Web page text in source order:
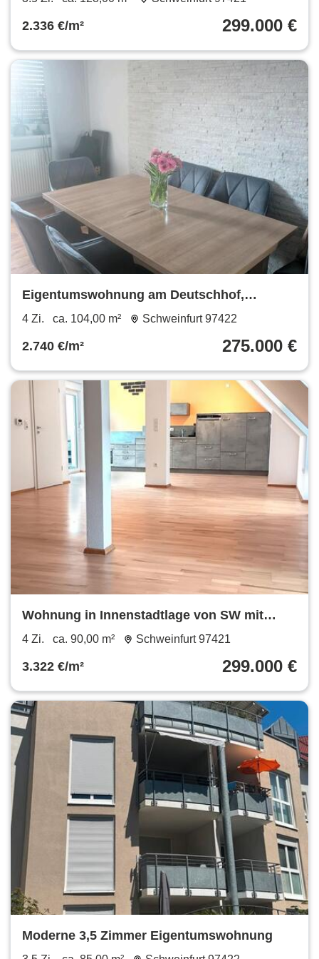
2.336 €/m² 299.000 €
Eigentumswohnung am Deutschhof,
provisionsfrei
4 Zi. ca. 104,00 m² Schweinfurt 97422
2.740 €/m² 275.000 €
Wohnung in Innenstadtlage von SW mit
Dachterrasse und Aufzug
4 Zi. ca. 90,00 m² Schweinfurt 97421
3.322 €/m² 299.000 €
Moderne 3,5 Zimmer Eigentumswohnung